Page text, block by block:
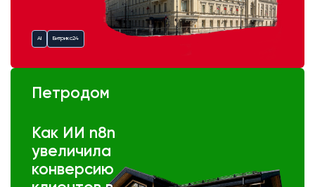
AI Битрикс24
Петродом
Как ИИ n8n
увеличила
конверсию